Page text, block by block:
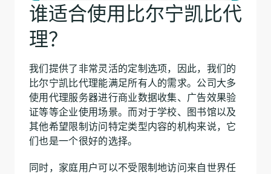
谁适合使用比尔宁凯比代
理？
我们提供了非常灵活的定制选项，因此，我们的
比尔宁凯比代理能满足所有人的需求。公司大多
使用代理服务器进行商业数据收集、广告效果验
证等等企业使用场景。而对于学校、图书馆以及
其他希望限制访问特定类型内容的机构来说，它
们也是一个很好的选择。
同时，家庭用户可以不受限制地访问来自世界任